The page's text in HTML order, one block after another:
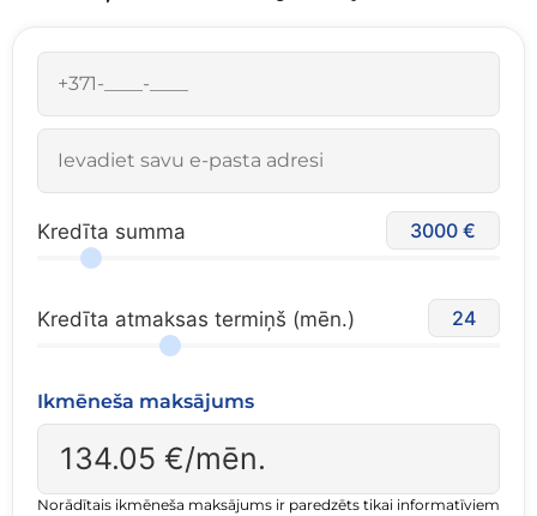
Kredīta summa 3000
Kredīta atmaksas termiņš (mēn.) 24
Ikmēneša maksājums
134.05 €/mēn.
Norādītais ikmēneša maksājums ir paredzēts tikai informatīviem